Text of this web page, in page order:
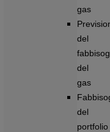
gas
del
del
gas
del
portfolio